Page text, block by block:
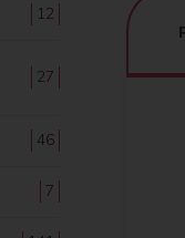
12
27
46
7